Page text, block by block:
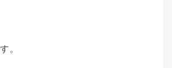
。